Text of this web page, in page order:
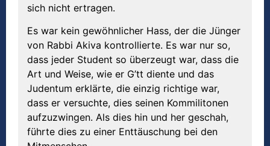
sich nicht ertragen.
Es war kein gewöhnlicher Hass, der die Jünger
von Rabbi Akiva kontrollierte. Es war nur so,
dass jeder Student so überzeugt war, dass die
Art und Weise, wie er G’tt diente und das
Judentum erklärte, die einzig richtige war,
dass er versuchte, dies seinen Kommilitonen
aufzuzwingen. Als dies hin und her geschah,
führte dies zu einer Enttäuschung bei den